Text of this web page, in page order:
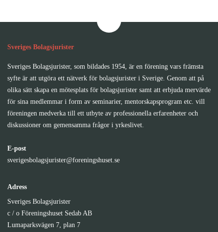
Sveriges Bolagsjurister
Sveriges Bolagsjurister, som bildades 1954, är en förening vars främsta
syfte är att utgöra ett nätverk för bolagsjurister i Sverige. Genom att på
olika sätt skapa en mötesplats för bolagsjurister samt att erbjuda mervärde
för sina medlemmar i form av seminarier, mentorskapsprogram etc. vill
föreningen medverka till ett utbyte av professionella erfarenheter och
diskussioner om gemensamma frågor i yrkeslivet.
E-post
sverigesbolagsjurister@foreningshuset.se
Adress
Sveriges Bolagsjurister
c / o Föreningshuset Sedab AB
Lumaparksvägen 7, plan 7